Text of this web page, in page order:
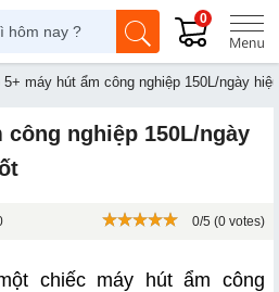
0
5+ máy hút ẩm công nghiệp 150L/ngày
công nghiệp 150L/ngày
0/5 (0 votes)
chiếc máy hút ẩm công